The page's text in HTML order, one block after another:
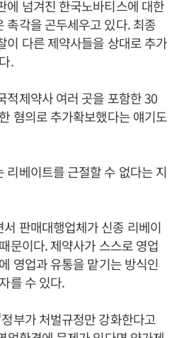
에 넘겨진 한국노바티스에 대한
촉각을 곤두세우고 있다. 최종
이 다른 제약사들을 상대로 추가
.
적제약사 여러 곳을 포함한 30
혐의로 추가확보했다는 얘기도
리베이트를 근절할 수 없다는 지
판매대행업체가 신종 리베이
문이다. 제약사가 스스로 영업
영업과 유통을 맡기는 방식인
를 수 있다.
부가 처벌규정만 강화한다고